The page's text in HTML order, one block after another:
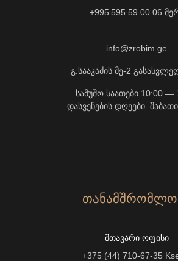
+995 595 59 00 06
info@zrobim.ge
გ.სააკაძის მე-2
სამუშო საათები 10:00 —
დასვენების დღეები:
ᲛᲗᲐᲕᲐᲠᲘ ᲝᲤᲘᲡᲘ
+375 (44) 710-67-35